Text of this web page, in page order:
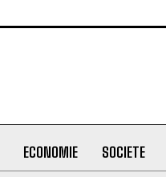
ECONOMIE SOCIETE